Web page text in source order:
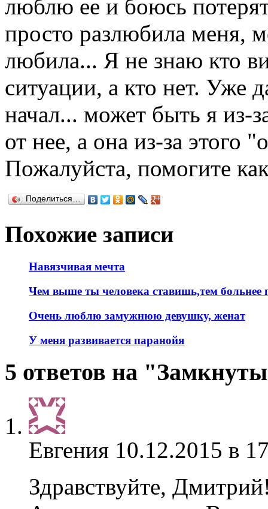
люблю ее и боюсь
просто разлюбила меня,
любила... Я не знаю кто
ситуации, а кто нет. Уже
начал... может быть я из-
от нее, а она из-за этого
Пожалуйста, помогите
Поделиться…
Похожие записи
Навязчивая мечта
Чем выше ты человека ставишь,тем больнее
Очень люблю замужнюю девушку, женат
У меня развивается паранойя
5 ответов на
Евгения 10.12.2015 в
Здравствуйте,